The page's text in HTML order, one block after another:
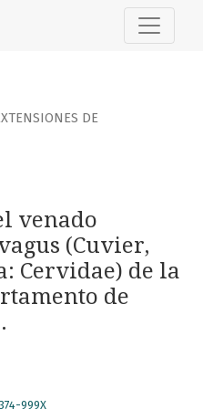
nemorivagus
DE
venado
(Cuvier,
Cervidae) de la
de
999X